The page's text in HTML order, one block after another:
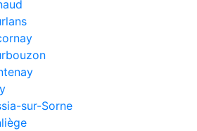
sur-Sorne